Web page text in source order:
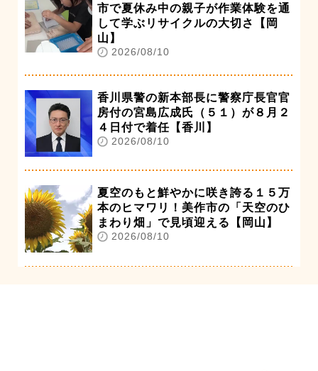
市で夏休み中の親子が作業体験を通
して学ぶリサイクルの大切さ【岡
山】
2026/08/10
香川県警の新本部長に警察庁長官官
房付の宮島広成氏（５１）が８月２
４日付で着任【香川】
2026/08/10
夏空のもと鮮やかに咲き誇る１５万
本のヒマワリ！美作市の「天空のひ
まわり畑」で見頃迎える【岡山】
2026/08/10